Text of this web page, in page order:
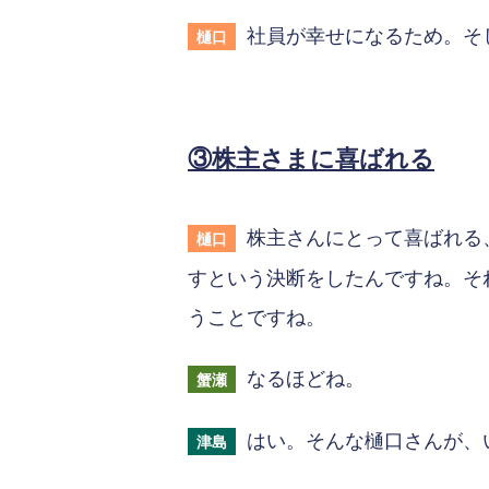
樋口 社員が幸せになるため。そ
③株主さまに喜ばれる
樋口
株主さんにとって喜ばれ
すという決断をしたんですね。
うことですね。
蟹瀬 なるほどね。
津島 はい。そんな樋口さんが